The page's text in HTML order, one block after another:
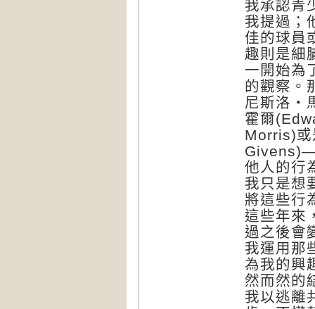
我承認青
我提過；
佳的球員
趣則是細
一開始為
的觀察。
尼斯洛‧
霍爾
Morris)或
他人的行
我只是想
將這些行
這些年來
過之後會
我運用那
為我的興
然而然的
我以逃離